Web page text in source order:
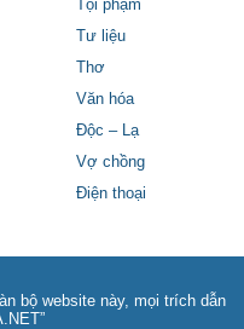
Tội phạm
Tư liệu
Thơ
Văn hóa
Độc – Lạ
Vợ chồng
Điện thoại
bộ website này, mọi trích dẫn